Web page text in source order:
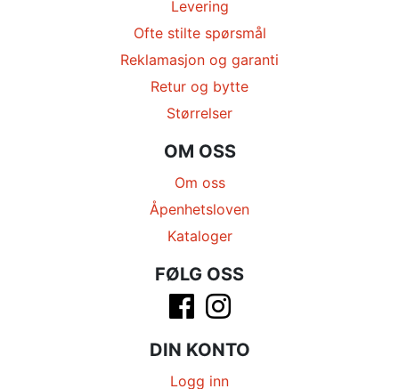
Levering
Ofte stilte spørsmål
Reklamasjon og garanti
Retur og bytte
Størrelser
OM OSS
Om oss
Åpenhetsloven
Kataloger
FØLG OSS
DIN KONTO
Logg inn